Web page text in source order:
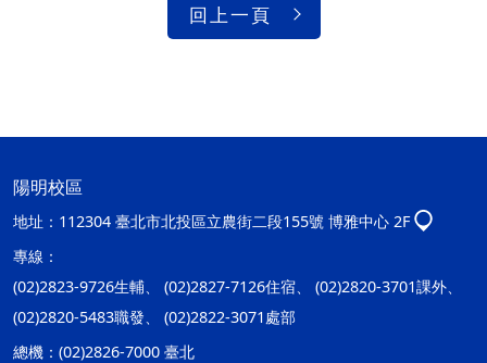
回上一頁
陽明校區
地址： 112304 臺北市北投區立農街二段155號 博雅中心 2F
專線：
(02)2823-9726生輔、 (02)2827-7126住宿、 (02)2820-3701課外、
(02)2820-5483職發、 (02)2822-3071處部
總機： (02)2826-7000 臺北